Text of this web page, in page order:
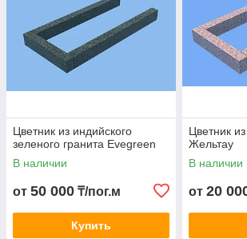
Цветник из индийского
зеленого гранита Evegreen
В наличии
от 50 000 ₸/пог.м
Купить
Цветник
Жельтау
В наличии
от 20